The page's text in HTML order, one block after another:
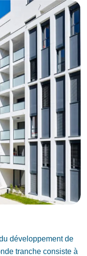
développement de
tranche consiste à